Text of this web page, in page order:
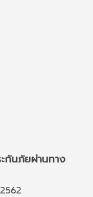
กันภัยผ่านทาง